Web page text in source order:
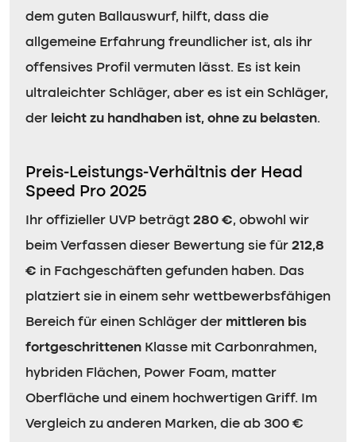
dem guten Ballauswurf, hilft, dass die
allgemeine Erfahrung freundlicher ist, als ihr
offensives Profil vermuten lässt. Es ist kein
ultraleichter Schläger, aber es ist ein Schläger,
der leicht zu handhaben ist, ohne zu belasten.
Preis-Leistungs-Verhältnis der Head
Speed Pro 2025
Ihr offizieller UVP beträgt 280 €, obwohl wir
beim Verfassen dieser Bewertung sie für 212,8
€ in Fachgeschäften gefunden haben. Das
platziert sie in einem sehr wettbewerbsfähigen
Bereich für einen Schläger der mittleren bis
fortgeschrittenen Klasse mit Carbonrahmen,
hybriden Flächen, Power Foam, matter
Oberfläche und einem hochwertigen Griff. Im
Vergleich zu anderen Marken, die ab 300 €